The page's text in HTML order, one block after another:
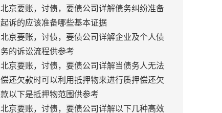
北京要账，讨债，要债公司详解债务纠纷准备
起诉的应该准备哪些基本证据
北京要账，讨债，要债公司详解企业及个人债
务的诉讼流程供参考
北京要账，讨债，要债公司详解当债务人无法
偿还欠款时可以利用抵押物来进行质押偿还欠
款以下是抵押物范围供参考
北京要账，讨债，要债公司详解以下几种高效